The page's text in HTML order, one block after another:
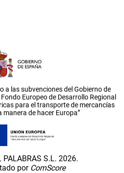
a las subvenciones del Gobierno de
Europeo de Desarrollo Regional
para el transporte de mercancías
manera de hacer Europa”
PALABRAS S.L. 2026.
por ComScore